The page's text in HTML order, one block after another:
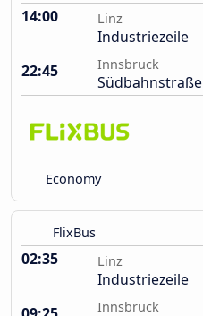
14:00 Linz
Industriezeile
22:45
Innsbruck
Südbahnstraße
Economy
FlixBus
02:35 Linz
Industriezeile
Innsbruck